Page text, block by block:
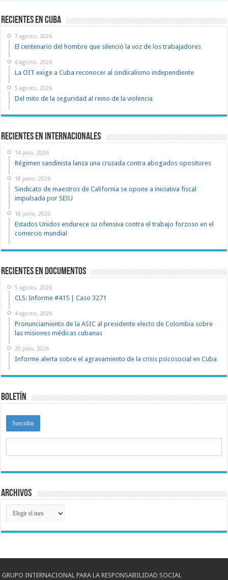
recientes en cuba
7 agosto, 2026
El centenario del hombre que silenció la voz de los trabajadores
6 agosto, 2026
La OIT exige a Cuba reconocer al sindicalismo independiente
5 agosto, 2026
Del mito de la seguridad al reino de la violencia
Recientes en Internacionales
14 julio, 2026
Régimen sandinista lanza una cruzada contra abogados opositores
18 junio, 2026
Sindicato de maestros de California se opone a iniciativa fiscal
impulsada por SEIU
18 junio, 2026
Estados Unidos endurece su ofensiva contra el trabajo forzoso en el
comercio mundial
recientes en documentos
5 agosto, 2026
CLS: Informe #415 | Caso 3271
4 agosto, 2026
Pronunciamiento de la ASIC al presidente electo de Colombia sobre
las misiones médicas cubanas
29 julio, 2026
Informe alerta sobre el agravamiento de la crisis psicosocial en Cuba
Boletín
Archivos
Archivos
GRUPO INTERNACIONAL PARA LA RESPONSABILIDAD SOCIAL